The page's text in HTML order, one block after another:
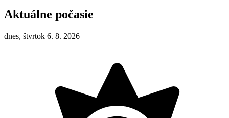
Aktuálne počasie
dnes, štvrtok 6. 8. 2026